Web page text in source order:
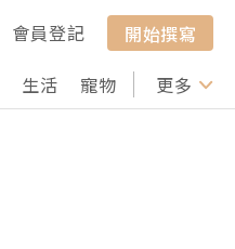
會員登記
開始撰寫
生活 寵物 行山 打卡
更多